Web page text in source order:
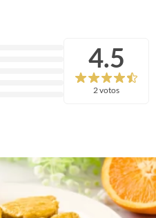
4.5
2 votos